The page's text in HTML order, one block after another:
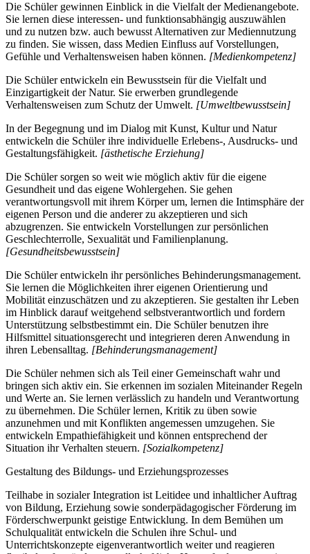
Die Schüler gewinnen Einblick in die Vielfalt der Medienangebote.
Sie lernen diese interessen- und funktionsabhängig auszuwählen
und zu nutzen bzw. auch bewusst Alternativen zur Mediennutzung
zu finden. Sie wissen, dass Medien Einfluss auf Vorstellungen,
Gefühle und Verhaltensweisen haben können. [Medienkompetenz]
Die Schüler entwickeln ein Bewusstsein für die Vielfalt und
Einzigartigkeit der Natur. Sie erwerben grundlegende
Verhaltensweisen zum Schutz der Umwelt. [Umweltbewusstsein]
In der Begegnung und im Dialog mit Kunst, Kultur und Natur
entwickeln die Schüler ihre individuelle Erlebens-, Ausdrucks- und
Gestaltungsfähigkeit. [ästhetische Erziehung]
Die Schüler sorgen so weit wie möglich aktiv für die eigene
Gesundheit und das eigene Wohlergehen. Sie gehen
verantwortungsvoll mit ihrem Körper um, lernen die Intimsphäre der
eigenen Person und die anderer zu akzeptieren und sich
abzugrenzen. Sie entwickeln Vorstellungen zur persönlichen
Geschlechterrolle, Sexualität und Familienplanung.
[Gesundheitsbewusstsein]
Die Schüler entwickeln ihr persönliches Behinderungsmanagement.
Sie lernen die Möglichkeiten ihrer eigenen Orientierung und
Mobilität einzuschätzen und zu akzeptieren. Sie gestalten ihr Leben
im Hinblick darauf weitgehend selbstverantwortlich und fordern
Unterstützung selbstbestimmt ein. Die Schüler benutzen ihre
Hilfsmittel situationsgerecht und integrieren deren Anwendung in
ihren Lebensalltag. [Behinderungsmanagement]
Die Schüler nehmen sich als Teil einer Gemeinschaft wahr und
bringen sich aktiv ein. Sie erkennen im sozialen Miteinander Regeln
und Werte an. Sie lernen verlässlich zu handeln und Verantwortung
zu übernehmen. Die Schüler lernen, Kritik zu üben sowie
anzunehmen und mit Konflikten angemessen umzugehen. Sie
entwickeln Empathiefähigkeit und können entsprechend der
Situation ihr Verhalten steuern. [Sozialkompetenz]
Gestaltung des Bildungs- und Erziehungsprozesses
Teilhabe in sozialer Integration ist Leitidee und inhaltlicher Auftrag
von Bildung, Erziehung sowie sonderpädagogischer Förderung im
Förderschwerpunkt geistige Entwicklung. In dem Bemühen um
Schulqualität entwickeln die Schulen ihre Schul- und
Unterrichtskonzepte eigenverantwortlich weiter und reagieren